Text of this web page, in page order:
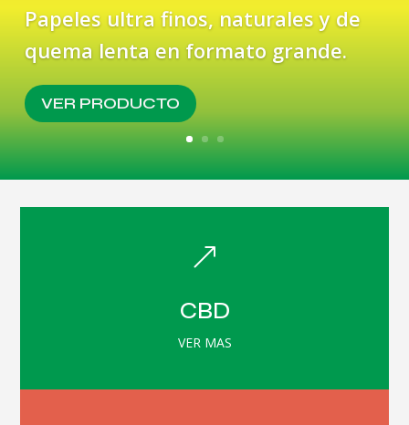
Papeles ultra finos, naturales y de
quema lenta en formato grande.
VER PRODUCTO
&
CBD
VER MAS